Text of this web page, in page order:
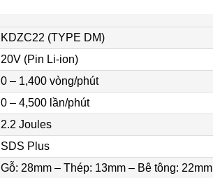
KDZC22 (TYPE DM)
20V (Pin Li-ion)
0 – 1,400 vòng/phút
0 – 4,500 lần/phút
2.2 Joules
SDS Plus
Gỗ: 28mm – Thép: 13mm – Bê tông: 22mm